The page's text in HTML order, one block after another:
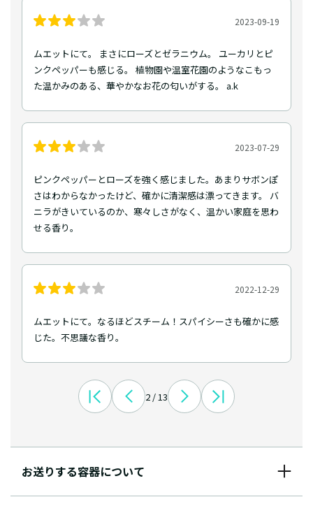
2023-09-19
ムエットにて。 まさにローズとゼラニウム。 ユーカリとピ
ンクペッパーも感じる。 植物園や温室花園のようなこもっ
た温かみのある、華やかなお花の匂いがする。 a.k
2023-07-29
ピンクペッパーとローズを強く感じました。あまりサボンぽ
さはわからなかったけど、確かに清潔感は漂ってきます。 バ
ニラがきいているのか、寒々しさがなく、温かい家庭を思わ
せる香り。
2022-12-29
ムエットにて。なるほどスチーム！スパイシーさも確かに感
じた。不思議な香り。
2 / 13
お送りする容器について